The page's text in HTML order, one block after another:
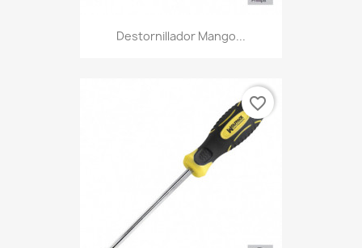
Destornillador Mango...
favorite_border